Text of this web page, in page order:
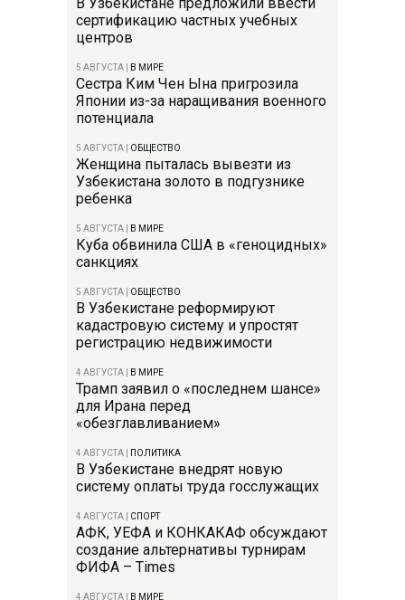
сертификацию частных учебных
центров
5 АВГУСТА В МИРЕ
Сестра Ким Чен Ына пригрозила
Японии из-за наращивания военного
потенциала
5 АВГУСТА ОБЩЕСТВО
Женщина пыталась вывезти из
Узбекистана золото в подгузнике
ребенка
5 АВГУСТА В МИРЕ
Куба обвинила США в «геноцидных»
санкциях
5 АВГУСТА ОБЩЕСТВО
В Узбекистане реформируют
кадастровую систему и упростят
регистрацию недвижимости
4 АВГУСТА В МИРЕ
Трамп заявил о «последнем шансе»
для Ирана перед
«обезглавливанием»
4 АВГУСТА ПОЛИТИКА
В Узбекистане внедрят новую
систему оплаты труда госслужащих
4 АВГУСТА СПОРТ
АФК, УЕФА и КОНКАКАФ обсуждают
создание альтернативы турнирам
ФИФА – Times
4 АВГУСТА В МИРЕ